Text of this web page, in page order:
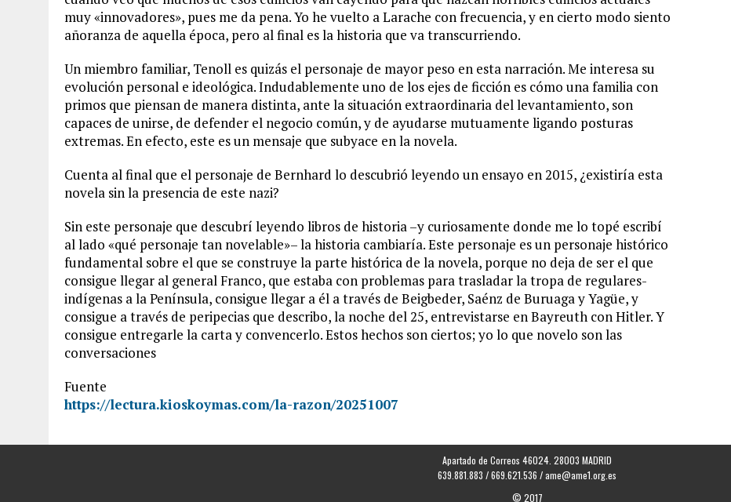
muy «innovadores», pues me da pena. Yo he vuelto a Larache con frecuencia, y en cierto modo siento
añoranza de aquella época, pero al final es la historia que va transcurriendo.
Un miembro familiar, Tenoll es quizás el personaje de mayor peso en esta narración. Me interesa su
evolución personal e ideológica. Indudablemente uno de los ejes de ficción es cómo una familia con
primos que piensan de manera distinta, ante la situación extraordinaria del levantamiento, son
capaces de unirse, de defender el negocio común, y de ayudarse mutuamente ligando posturas
extremas. En efecto, este es un mensaje que subyace en la novela.
Cuenta al final que el personaje de Bernhard lo descubrió leyendo un ensayo en 2015, ¿existiría esta
novela sin la presencia de este nazi?
Sin este personaje que descubrí leyendo libros de historia –y curiosamente donde me lo topé escribí
al lado «qué personaje tan novelable»– la historia cambiaría. Este personaje es un personaje histórico
fundamental sobre el que se construye la parte histórica de la novela, porque no deja de ser el que
consigue llegar al general Franco, que estaba con problemas para trasladar la tropa de regulares-
indígenas a la Península, consigue llegar a él a través de Beigbeder, Saénz de Buruaga y Yagüe, y
consigue a través de peripecias que describo, la noche del 25, entrevistarse en Bayreuth con Hitler. Y
consigue entregarle la carta y convencerlo. Estos hechos son ciertos; yo lo que novelo son las
conversaciones
Fuente
https://lectura.kioskoymas.com/la-razon/20251007
Apartado de Correos 46024. 28003 MADRID
639.881.883 / 669.621.536 /ame@ame1.org.es
© 2017